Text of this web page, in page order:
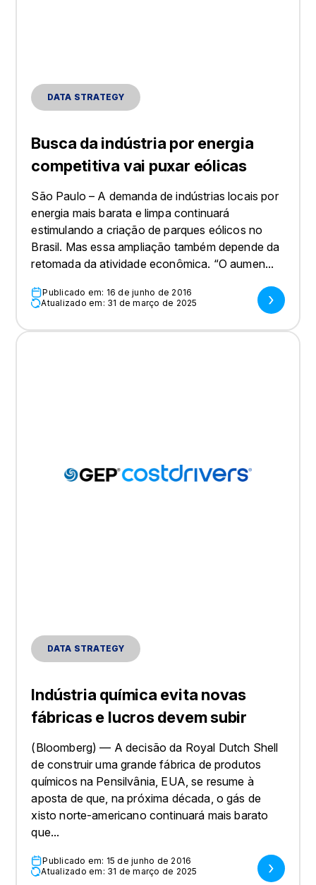
DATA STRATEGY
Busca da indústria por energia
competitiva vai puxar eólicas
São Paulo – A demanda de indústrias locais por
energia mais barata e limpa continuará
estimulando a criação de parques eólicos no
Brasil. Mas essa ampliação também depende da
retomada da atividade econômica. “O aumen...
Publicado em: 16 de junho de 2016
Atualizado em: 31 de março de 2025
DATA STRATEGY
Indústria química evita novas
fábricas e lucros devem subir
(Bloomberg) — A decisão da Royal Dutch Shell
de construir uma grande fábrica de produtos
químicos na Pensilvânia, EUA, se resume à
aposta de que, na próxima década, o gás de
xisto norte-americano continuará mais barato
que...
Publicado em: 15 de junho de 2016
Atualizado em: 31 de março de 2025